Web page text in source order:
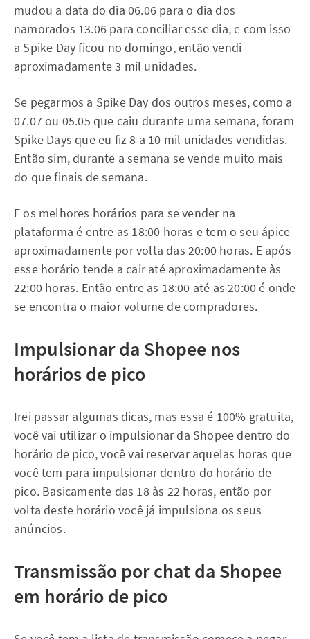
mudou a data do dia 06.06 para o dia dos
namorados 13.06 para conciliar esse dia, e com isso
a Spike Day ficou no domingo, então vendi
aproximadamente 3 mil unidades.
Se pegarmos a Spike Day dos outros meses, como a
07.07 ou 05.05 que caiu durante uma semana, foram
Spike Days que eu fiz 8 a 10 mil unidades vendidas.
Então sim, durante a semana se vende muito mais
do que finais de semana.
E os melhores horários para se vender na
plataforma é entre as 18:00 horas e tem o seu ápice
aproximadamente por volta das 20:00 horas. E após
esse horário tende a cair até aproximadamente às
22:00 horas. Então entre as 18:00 até as 20:00 é onde
se encontra o maior volume de compradores.
Impulsionar da Shopee nos
horários de pico
Irei passar algumas dicas, mas essa é 100% gratuita,
você vai utilizar o impulsionar da Shopee dentro do
horário de pico, você vai reservar aquelas horas que
você tem para impulsionar dentro do horário de
pico. Basicamente das 18 às 22 horas, então por
volta deste horário você já impulsiona os seus
anúncios.
Transmissão por chat da Shopee
em horário de pico